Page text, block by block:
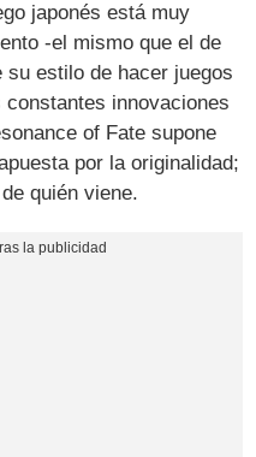
japonés está muy
-el mismo que el de
estilo de hacer juegos
innovaciones
of Fate supone
por la originalidad;
quién viene.